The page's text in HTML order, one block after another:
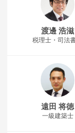
渡邊 浩滋
税理士・司法
遠田 将徳
一級建築士